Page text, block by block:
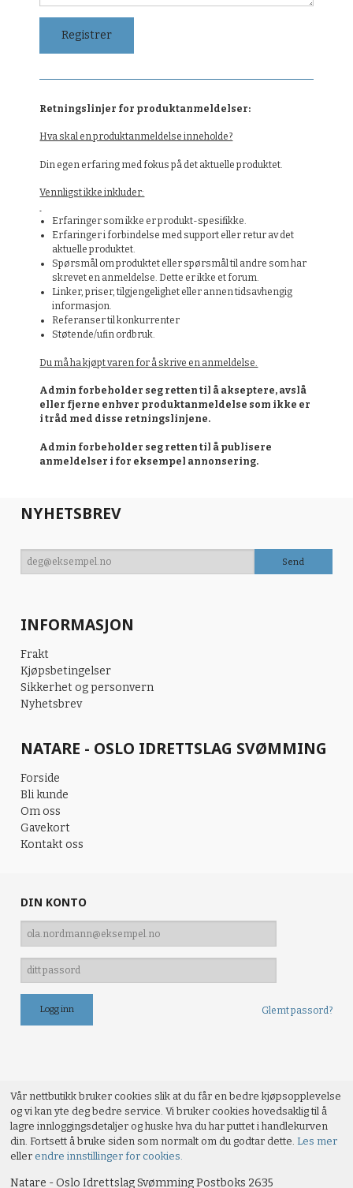
Retningslinjer for produktanmeldelser:
Hva skal en produktanmeldelse inneholde?
Din egen erfaring med fokus på det aktuelle produktet.
Vennligst ikke inkluder:
Erfaringer som ikke er produkt-spesifikke.
Erfaringer i forbindelse med support eller retur av det
aktuelle produktet.
Spørsmål om produktet eller spørsmål til andre som har
skrevet en anmeldelse. Dette er ikke et forum.
Linker, priser, tilgjengelighet eller annen tidsavhengig
informasjon.
Referanser til konkurrenter
Støtende/ufin ordbruk.
Du må ha kjøpt varen for å skrive en anmeldelse.
Admin forbeholder seg retten til å akseptere, avslå
eller fjerne enhver produktanmeldelse som ikke er
i tråd med disse retningslinjene.
Admin forbeholder seg retten til å publisere
anmeldelser i for eksempel annonsering.
NYHETSBREV
INFORMASJON
Frakt
Kjøpsbetingelser
Sikkerhet og personvern
Nyhetsbrev
NATARE - OSLO IDRETTSLAG SVØMMING
Forside
Bli kunde
Om oss
Gavekort
Kontakt oss
DIN KONTO
Glemt passord?
Vår nettbutikk bruker cookies slik at du får en bedre kjøpsopplevelse
og vi kan yte deg bedre service. Vi bruker cookies hovedsaklig til å
lagre innloggingsdetaljer og huske hva du har puttet i handlekurven
din. Fortsett å bruke siden som normalt om du godtar dette.Les mer
eller endre innstillinger for cookies.
Natare - Oslo Idrettslag Svømming Postboks 2635